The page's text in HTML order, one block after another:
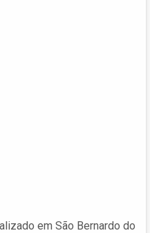
em São Bernardo do